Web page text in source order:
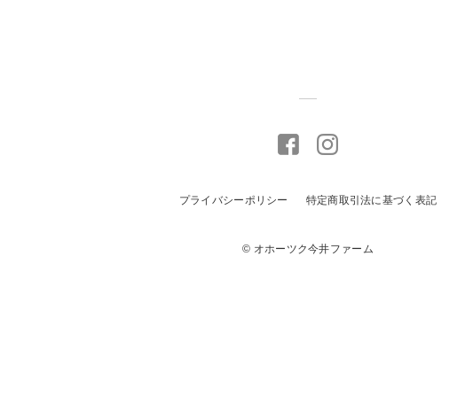
プライバシーポリシー 特定商取引法に基づく表記
© オホーツク今井ファーム